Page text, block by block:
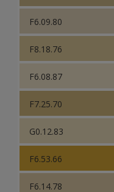
F6.09.80
F8.18.76
F6.08.87
F7.25.70
G0.12.83
F6.53.66
F6.14.78